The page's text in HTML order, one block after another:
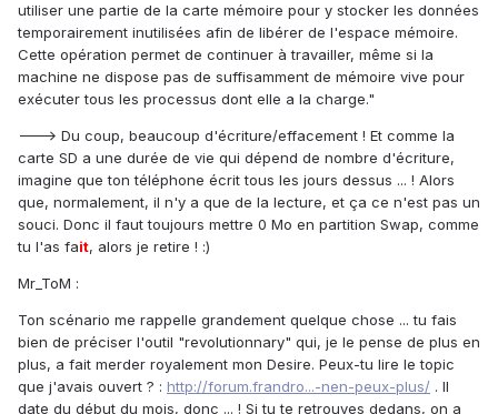
utiliser une partie de la carte mémoire pour y stocker les données
temporairement inutilisées afin de libérer de l'espace mémoire.
Cette opération permet de continuer à travailler, même si la
machine ne dispose pas de suffisamment de mémoire vive pour
exécuter tous les processus dont elle a la charge."
---> Du coup, beaucoup d'écriture/effacement ! Et comme la
carte SD a une durée de vie qui dépend de nombre d'écriture,
imagine que ton téléphone écrit tous les jours dessus ... ! Alors
que, normalement, il n'y a que de la lecture, et ça ce n'est pas un
souci. Donc il faut toujours mettre 0 Mo en partition Swap, comme
tu l'as fait, alors je retire ! :)
Mr_ToM :
Ton scénario me rappelle grandement quelque chose ... tu fais
bien de préciser l'outil "revolutionnary" qui, je le pense de plus en
plus, a fait merder royalement mon Desire. Peux-tu lire le topic
que j'avais ouvert ? : http://forum.frandro...-nen-peux-plus/ . Il
date du début du mois, donc ... ! Si tu te retrouves dedans, on a